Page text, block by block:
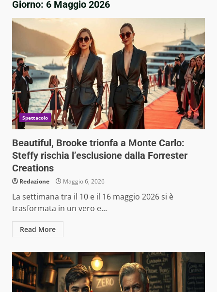
Giorno: 6 Maggio 2026
Spettacolo
Beautiful, Brooke trionfa a Monte Carlo:
Steffy rischia l’esclusione dalla Forrester
Creations
Redazione Maggio 6, 2026
La settimana tra il 10 e il 16 maggio 2026 si è
trasformata in un vero e...
Read More